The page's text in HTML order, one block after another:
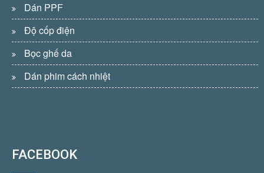
Dán PPF
Độ cốp điện
Bọc ghế da
Dán phim cách nhiệt
FACEBOOK